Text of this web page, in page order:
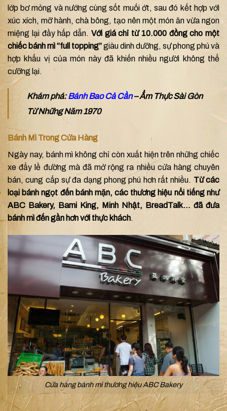
lớp bơ mỏng và nướng cùng sốt muối ớt, sau đó kết hợp với
xúc xích, mỡ hành, chà bông, tạo nên một món ăn vừa ngon
miệng lại đầy hấp dẫn. Với giá chỉ từ 10.000 đồng cho một
chiếc bánh mì “full topping”giàu dinh dưỡng, sự phong phú và
hợp khẩu vị của món này đã khiến nhiều người không thể
cưỡng lại.
Khám phá:Bánh Bao Cả Cần– Ẩm Thực Sài Gòn
Từ Những Năm 1970
Bánh Mì Trong Cửa Hàng
Ngày nay, bánh mì không chỉ còn xuất hiện trên những chiếc
xe đẩy lề đường mà đã mở rộng ra nhiều cửa hàng chuyên
bán, cung cấp sự đa dạng phong phú hơn rất nhiều. Từ các
loại bánh ngọt đến bánh mặn, các thương hiệu nổi tiếng như
ABC Bakery, Bami King, Minh Nhật, BreadTalk… đã đưa
bánh mì đến gần hơn với thực khách.
Cửa hàng bánh mì thương hiệu ABC Bakery